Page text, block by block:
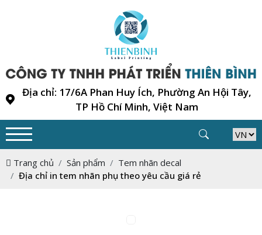
Địa chỉ: 17/6A Phan Huy Ích, Phường An Hội Tây,
TP Hồ Chí Minh, Việt Nam
Trang chủ Sản phẩm
Tem nhãn decal
Địa chỉ in tem nhãn phụ theo yêu cầu giá rẻ